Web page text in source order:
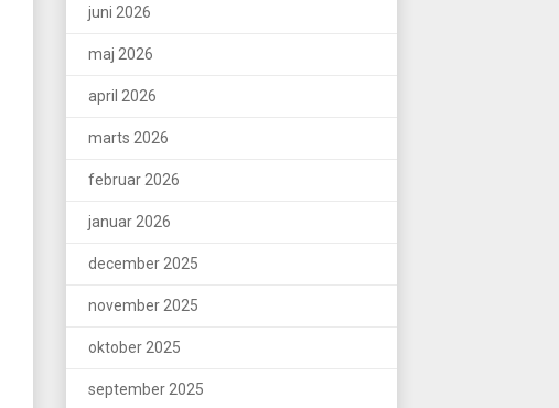
juni 2026
maj 2026
april 2026
marts 2026
februar 2026
januar 2026
december 2025
november 2025
oktober 2025
september 2025